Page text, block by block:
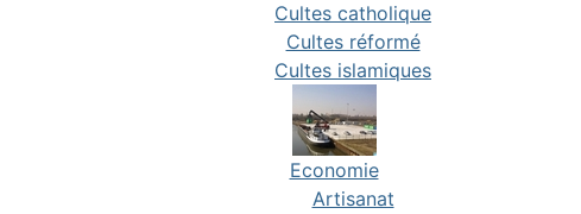
Cultes catholique
Cultes réformé
Cultes islamiques
Economie
Artisanat